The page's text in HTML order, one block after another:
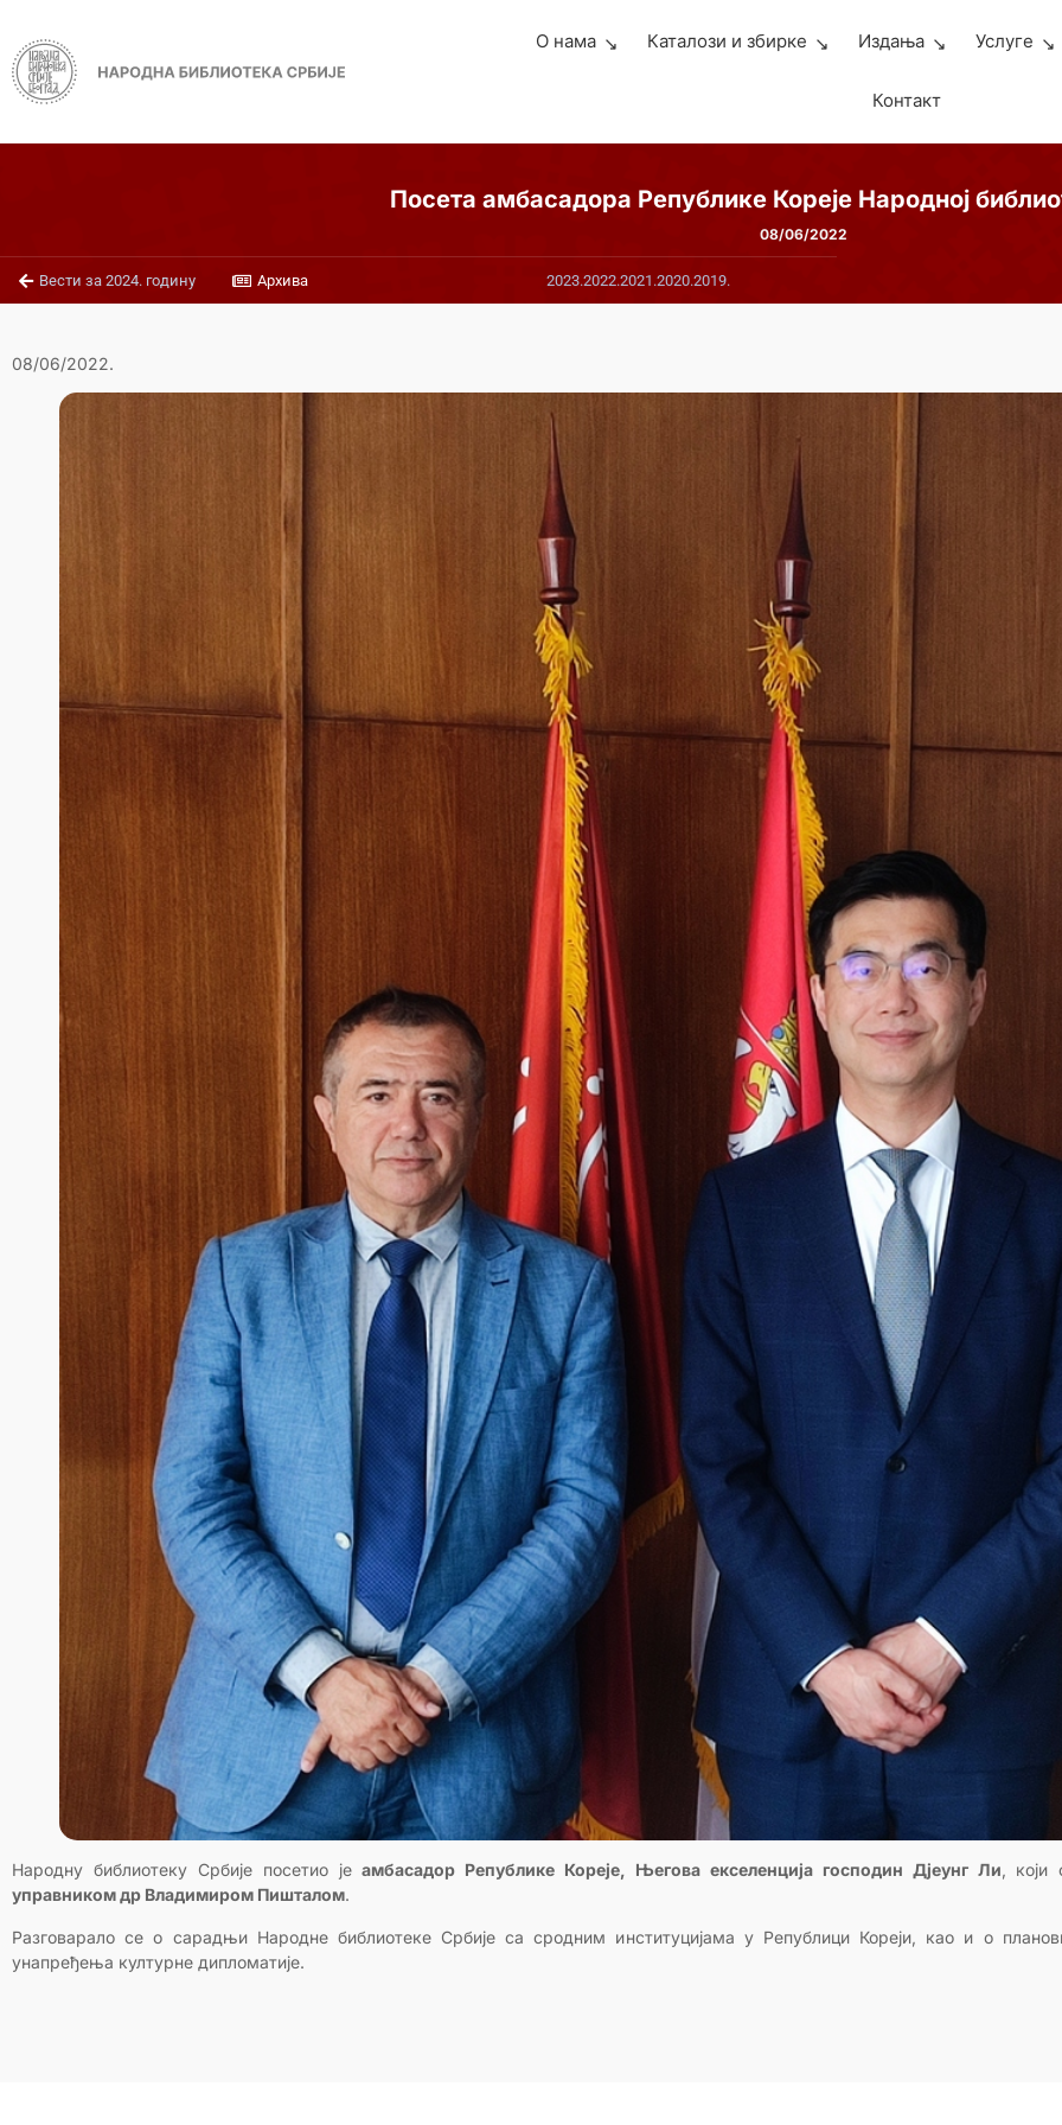
О нама Каталози и збирке Издања Услуге
Контакт
Посета амбасадора Републике Кореје Народној
08/06/2022
Вести за 2024. годину Архива 2023.2022.2021.2020.2019.
08/06/2022.
Народну библиотеку Србије посетио јеамбасадор Републике Кореје, Његова екселенција господин Дјеунг Ли, који
управником др Владимиром Пишталом.
Разговарало се о сарадњи Народне библиотеке Србије са сродним институцијама у Републици Кореји, као и о
унапређења културне дипломатије.